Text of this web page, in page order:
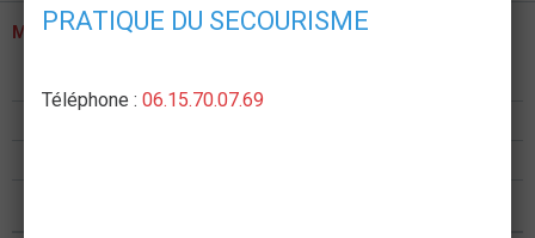
MENUPRATIQUE DU SECOURISME
Téléphone : 06.15.70.07.69